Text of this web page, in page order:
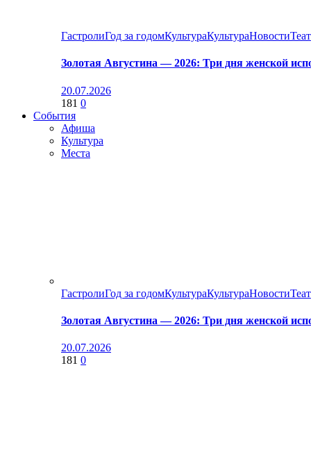
ГастролиГод за годомКультураКультураНовости
Золотая Августина — 2026: Три дня женской
20.07.2026
181 0
События
Афиша
Культура
Места
ГастролиГод за годомКультураКультураНовости
Золотая Августина — 2026: Три дня женской
20.07.2026
181 0